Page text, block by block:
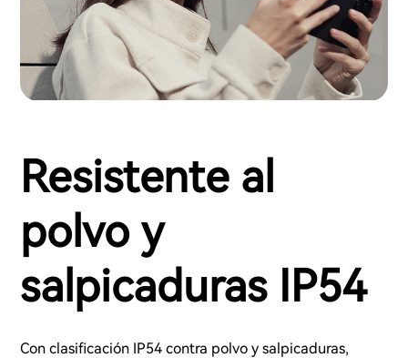
Resistente al
polvo y
salpicaduras IP54
Con clasificación IP54 contra polvo y salpicaduras,